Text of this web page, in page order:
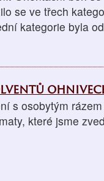
se ve třech
kategorie byla
s osobytým
které jsme